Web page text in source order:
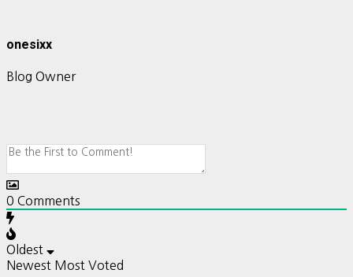
onesixx
Blog Owner
0 Comments
Oldest
Newest Most Voted